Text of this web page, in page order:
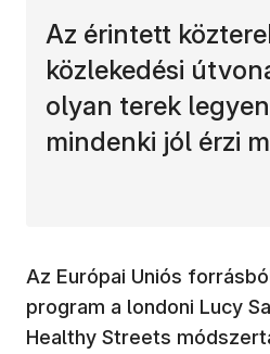
Az érintett
közlekedési
olyan terek
mindenki jól érzi
Az Európai Uniós
program a londoni Lucy
Healthy Streets